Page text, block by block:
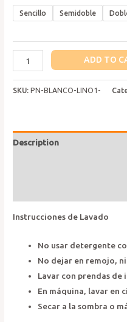
Sencillo Semidoble
Plumón
Blanca
Lino
ADD TO
SKU:PN-BLANCO-LINO1-
Description
Instrucciones de Lavado
No usar detergente
No dejar en remojo,
Lavar con prendas de
En máquina, lavar en
Secar a la sombra o